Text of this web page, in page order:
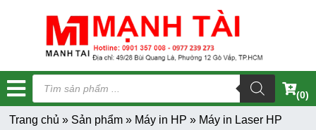
Tìm
kiếm
sản
phẩm
(0)
Trang chủ » Sản phẩm» Máy in HP » Máy in Laser HP